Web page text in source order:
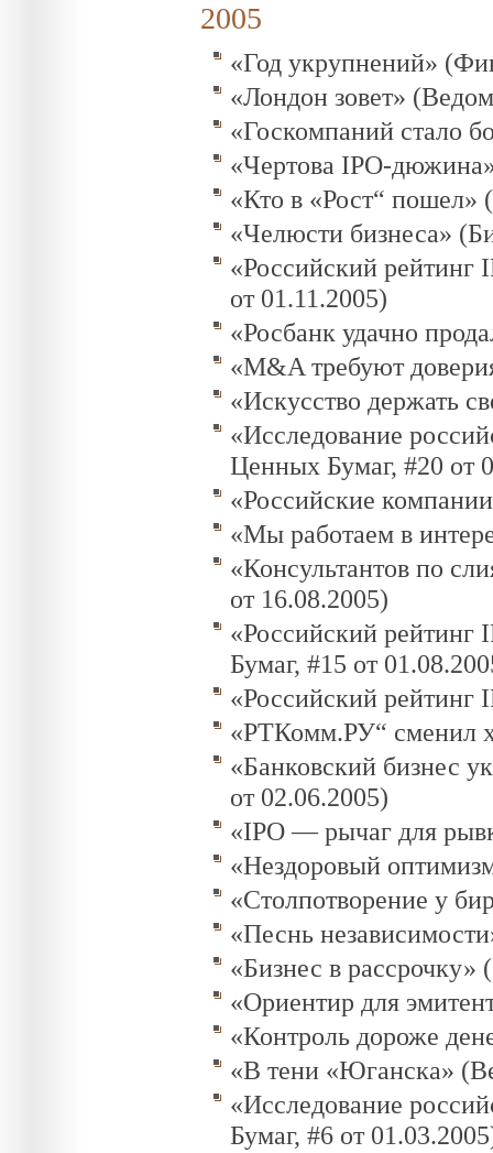
2005
«Год укрупнений»
«Лондон зовет»
«Госкомпаний стало
«Чертова IPO-
«Кто в «Рост“ пошел»
«Челюсти бизнеса»
«Российский рейтинг
от 01.11.2005)
«Росбанк удачно
«M&A требуют
«Искусство держать
«Исследование
Ценных Бумаг, #20 от
«Российские
«Мы работаем в
«Консультантов по
от 16.08.2005)
«Российский
Бумаг, #15 от
«Российский рейтинг
«РТКомм.РУ“ сменил
«Банковский бизнес
от 02.06.2005)
«IPO — рычаг для
«Нездоровый
«Столпотворение у
«Песнь
«Бизнес в
«Ориентир для
«Контроль дороже
«В тени «Юганска»
«Исследование
Бумаг, #6 от